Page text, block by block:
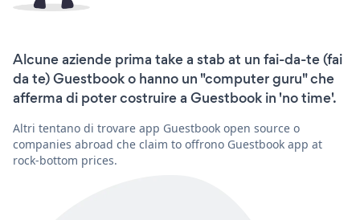
Alcune aziende prima take a stab at un fai-da-te (fai
da te) Guestbook o hanno un "computer guru" che
afferma di poter costruire a Guestbook in 'no time'.
Altri tentano di trovare app Guestbook open source o
companies abroad che claim to offrono Guestbook app at
rock-bottom prices.